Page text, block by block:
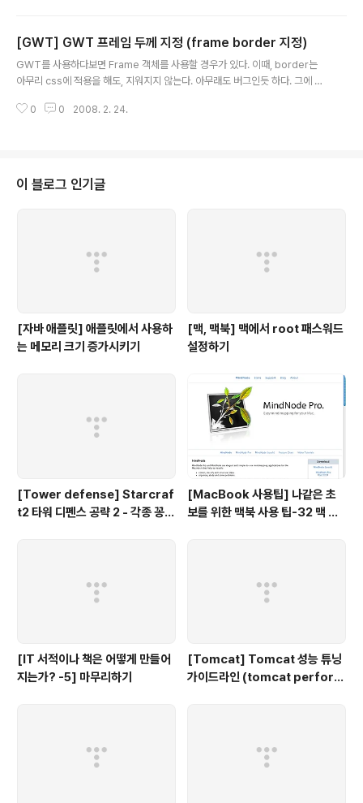
상에 WebTools Platform 2.0 포함된거 (이것도 http://
www.eclipse.org 에서 알아서 받으세요.) 3. Cypal St
udio for GWT (요건 http://www.cypal.in/studio 에
구글에서 GWT 라고 치면 가장..
[GWT] GWT 프레임 두께 지정 (frame border 지정)
GWT를 사용하다보면 Frame 객체를 사용할 경우가 있다. 이때, border는
아무리 css에 적용을 해도, 지워지지 않는다. 아무래도 버그인듯 하다. 그에 대
bute(frame.getElement(), "frameBorder", 0); 만약 끝의 숫자를 1로 하
0 0 2008. 2. 24.
이 블로그 인기글
[자바 애플릿] 애플릿에서 사용하
는 메모리 크기 증가시키기
[맥, 맥북] 맥에서 root 패스워드
설정하기
[Tower defense] Starcraf
t2 타워 디펜스 공략 2 - 각종 꽁수
[MacBook 사용팁] 나같은 초
보를 위한 맥북 사용 팁-32 맥 사
[IT 서적이나 책은 어떻게 만들어
지는가? -5] 마무리하기
[Tomcat] Tomcat 성능 튜닝
가이드라인 (tomcat perform